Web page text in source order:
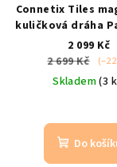
Connetix Tiles
kuličková dráha
kompatibilní s
TILES | od 3
2 099 Kč
2 699 Kč
Skladem(3
Do